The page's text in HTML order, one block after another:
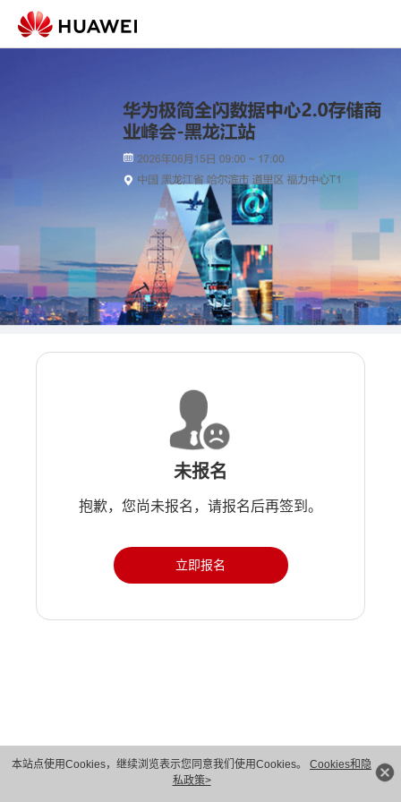
本站点使用Cookies，继续浏览表示您同意我们使用Cookies。 Cookies和隐
私政策>
未报名
抱歉，您尚未报名，请报名后再签到。
立即报名
版权所有 © 华为技术有限公司 1998-2026。 保留一切权利。粤A2-20044005号
隐私保护
法律声明